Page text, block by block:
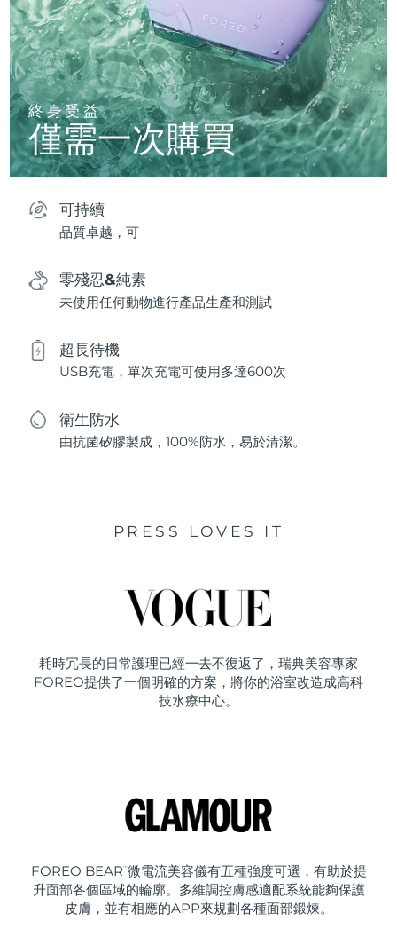
終身受益
僅需一次購買
可持續
品質卓越，可
零殘忍&純素
未使用任何動物進行產品生產和測試
超長待機
USB充電，單次充電可使用多達600次
衛生防水
由抗菌矽膠製成，100%防水，易於清潔。
PRESS LOVES IT
耗時冗長的日常護理已經一去不復返了，瑞典美容專家
FOREO提供了一個明確的方案，將你的浴室改造成高科
技水療中心。
FOREO BEAR ™ 微電流美容儀有五種強度可選，有助於提
升面部各個區域的輪廓。多維調控膚感適配系統能夠保護
皮膚，並有相應的APP來規劃各種面部鍛煉。